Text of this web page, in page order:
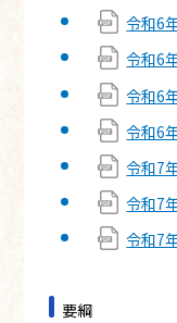
令和6
令和6
令和6
令和6
令和7
令和7
令和7
要綱